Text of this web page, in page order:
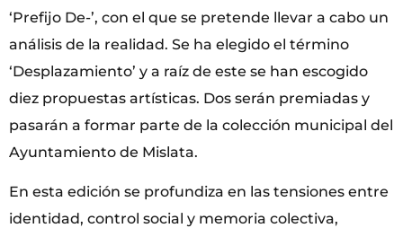
‘Prefijo De-’, con el que se pretende llevar a cabo un
análisis de la realidad. Se ha elegido el término
‘Desplazamiento’ y a raíz de este se han escogido
diez propuestas artísticas. Dos serán premiadas y
pasarán a formar parte de la colección municipal del
Ayuntamiento de Mislata.
En esta edición se profundiza en las tensiones entre
identidad, control social y memoria colectiva,